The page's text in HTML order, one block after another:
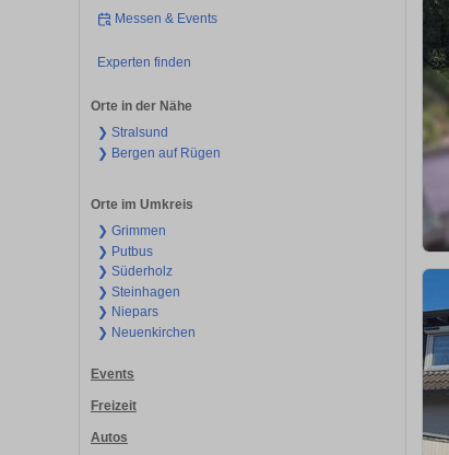
Messen & Events
Experten finden
Orte in der Nähe
❯ Stralsund
❯ Bergen auf Rügen
Orte im Umkreis
❯ Grimmen
❯ Putbus
❯ Süderholz
❯ Steinhagen
❯ Niepars
❯ Neuenkirchen
Events
Freizeit
Autos